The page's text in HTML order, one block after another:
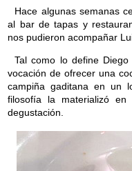
Premios GGG
Documentos
Facebook
Contacto
Hace algunas semanas
al bar de tapas y
nos pudieron acompañar
Tal como lo define
vocación de ofrecer una
campiña gaditana en un
filosofía la materializó
degustación.